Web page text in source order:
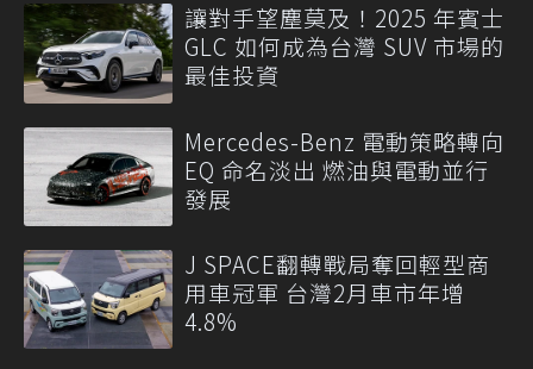
讓對手望塵莫及！2025 年賓士
GLC 如何成為台灣 SUV 市場的
最佳投資
Mercedes-Benz 電動策略轉向
EQ 命名淡出 燃油與電動並行
發展
J SPACE翻轉戰局奪回輕型商
用車冠軍 台灣2月車市年增
4.8%